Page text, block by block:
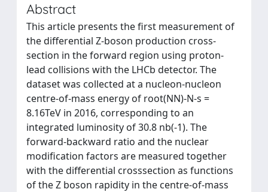
Abstract
This article presents the first measurement of
the differential Z-boson production cross-
section in the forward region using proton-
lead collisions with the LHCb detector. The
dataset was collected at a nucleon-nucleon
centre-of-mass energy of root(NN)-N-s =
8.16TeV in 2016, corresponding to an
integrated luminosity of 30.8 nb(-1). The
forward-backward ratio and the nuclear
modification factors are measured together
with the differential crosssection as functions
of the Z boson rapidity in the centre-of-mass